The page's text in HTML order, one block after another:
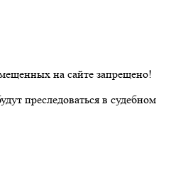
на сайте запрещено!
преследоваться в судебном